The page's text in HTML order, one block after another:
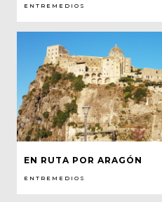
ENTREMEDIOS
EN RUTA POR ARAGÓN
ENTREMEDIOS